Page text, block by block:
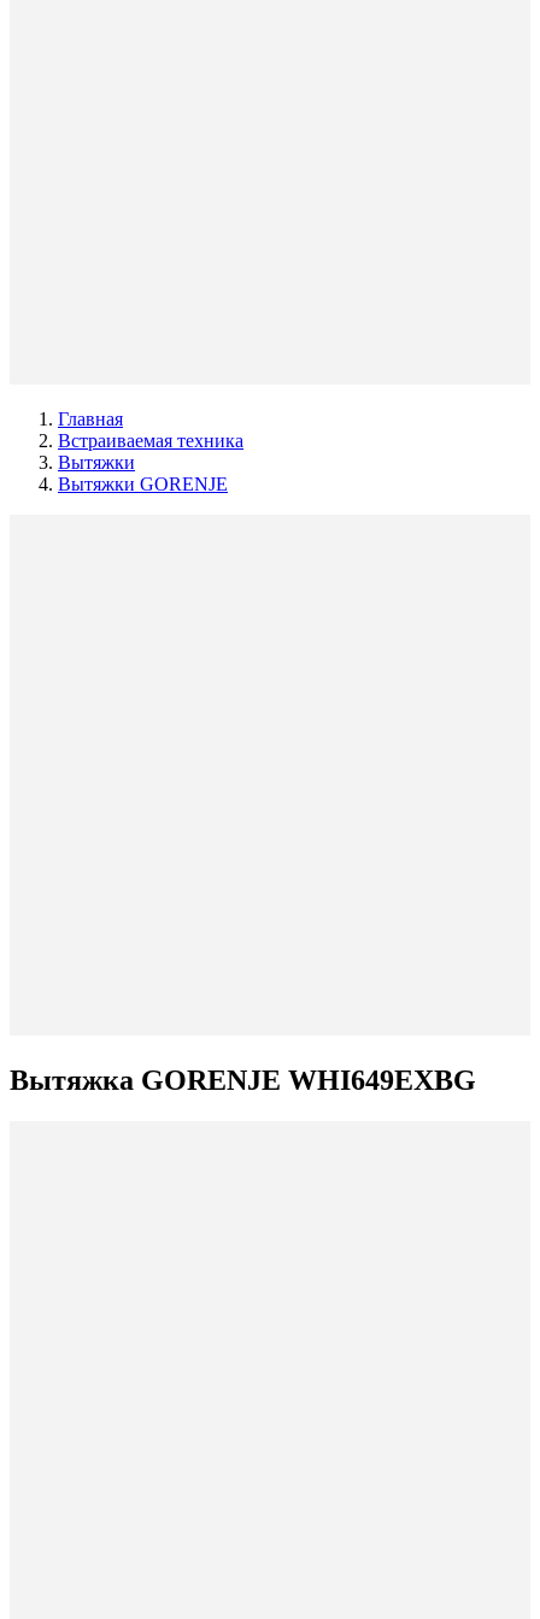
Главная
Встраиваемая техника
Вытяжки
Вытяжки GORENJE
Вытяжка GORENJE WHI649EXBG